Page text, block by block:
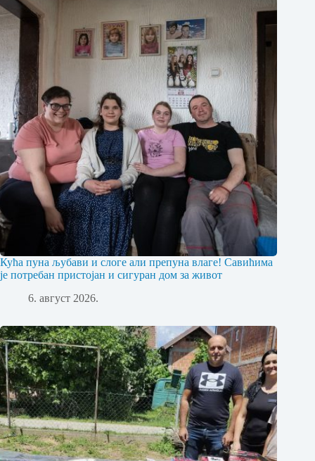
Кућа пуна љубави и слоге али препуна влаге! Савићима
је потребан пристојан и сигуран дом за живот
6. август 2026.